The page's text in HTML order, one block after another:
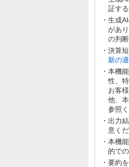
証す
生成
があ
の判
決算
新の
本機
性、
お客
他、
参照く
出力
意くだ
本機
的で
要約